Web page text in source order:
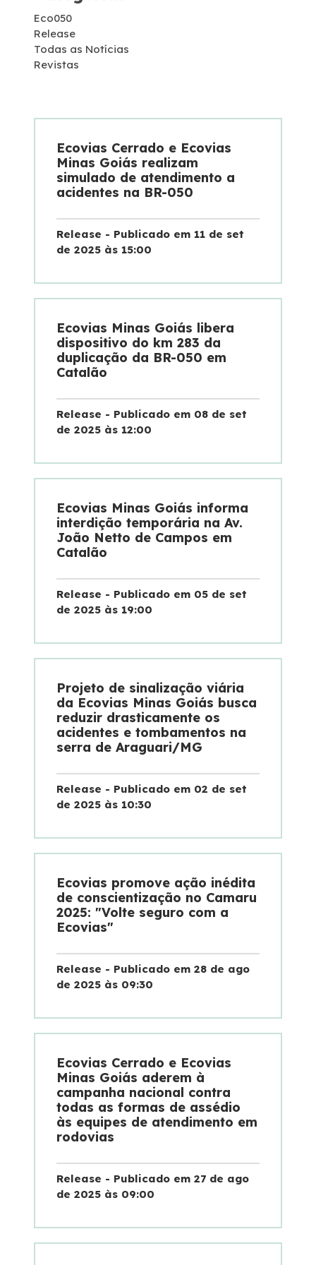
Serviço de Atendimento ao Usuário - SAU
Combate a Focos de Incêndio
Links Úteis
Tráfego Mensal
Estatística de acidentes
Notícias
Sustentabilidade
Compromisso de Regularização Ambiental
Política de Sustentabilidade
Mapa da via
Atendimento
Ressarcimento
Fornecedores
Trabalhe Conosco
Eco050
Release
Todas as Notícias
Revistas
Ecovias Cerrado e Ecovias
Minas Goiás realizam
simulado de atendimento a
acidentes na BR-050
Release - Publicado em 11 de set
de 2025 às 15:00
Ecovias Minas Goiás libera
dispositivo do km 283 da
duplicação da BR-050 em
Catalão
Release - Publicado em 08 de set
de 2025 às 12:00
Ecovias Minas Goiás informa
interdição temporária na Av.
João Netto de Campos em
Catalão
Release - Publicado em 05 de set
de 2025 às 19:00
Projeto de sinalização viária
da Ecovias Minas Goiás busca
reduzir drasticamente os
acidentes e tombamentos na
serra de Araguari/MG
Release - Publicado em 02 de set
de 2025 às 10:30
Ecovias promove ação inédita
de conscientização no Camaru
2025: "Volte seguro com a
Ecovias"
Release - Publicado em 28 de ago
de 2025 às 09:30
Ecovias Cerrado e Ecovias
Minas Goiás aderem à
campanha nacional contra
todas as formas de assédio
às equipes de atendimento em
rodovias
Release - Publicado em 27 de ago
de 2025 às 09:00